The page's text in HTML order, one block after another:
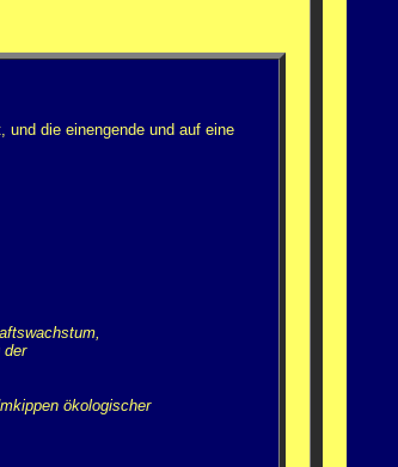
die einengende und auf eine
der
ökologischer